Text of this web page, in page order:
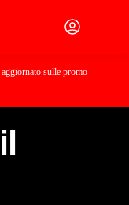
sulle promo